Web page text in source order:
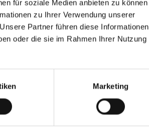
für soziale Medien anbieten zu können
zu Ihrer Verwendung unserer
Partner führen diese Informationen
oder die sie im Rahmen Ihrer Nutzung
Marketing